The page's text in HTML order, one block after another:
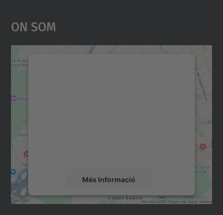
On Som
Més Informació
Accepta